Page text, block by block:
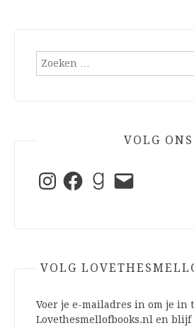
Zoeken
VOLG ONS
InstagramFacebookGoodreads
E-
mail
VOLG
Voer je e-mailadres in om je in
Lovethesmellofbooks.nl en blijf